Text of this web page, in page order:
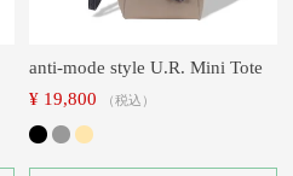
anti-mode style U.R. Mini Tote
¥ 19,800 税込